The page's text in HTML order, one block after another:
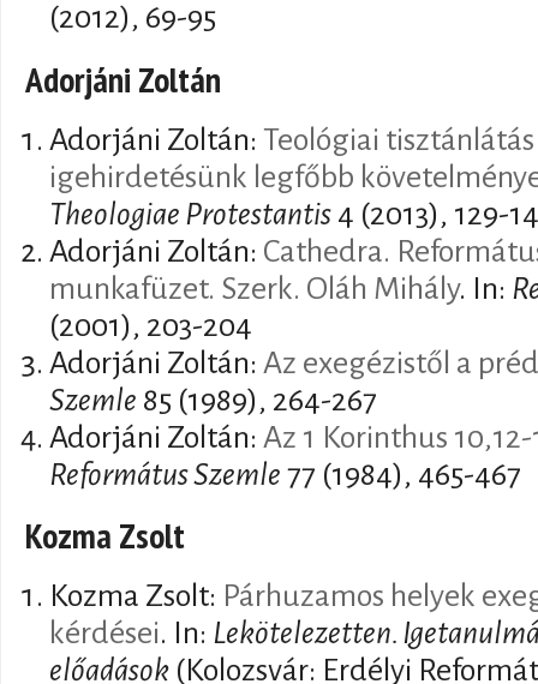
(2012), 69-95
Adorjáni Zoltán
Adorjáni Zoltán: Teológiai
igehirdetésünk legfőbb
Theologiae Protestantis 4 (2013), 129-
Adorjáni Zoltán: Cathedra.
munkafüzet. Szerk. Oláh Mihály. In:
(2001), 203-204
Adorjáni Zoltán: Az exegézistől a
Szemle 85 (1989), 264-267
Adorjáni Zoltán: Az 1 Korinthus
Református Szemle 77 (1984), 465-467
Kozma Zsolt
Kozma Zsolt: Párhuzamos helyek
kérdései. In: Lekötelezetten.
előadások (Kolozsvár: Erdélyi